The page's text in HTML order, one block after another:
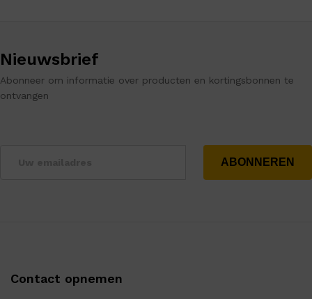
Nieuwsbrief
Abonneer om informatie over producten en kortingsbonnen te
ontvangen
Contact opnemen